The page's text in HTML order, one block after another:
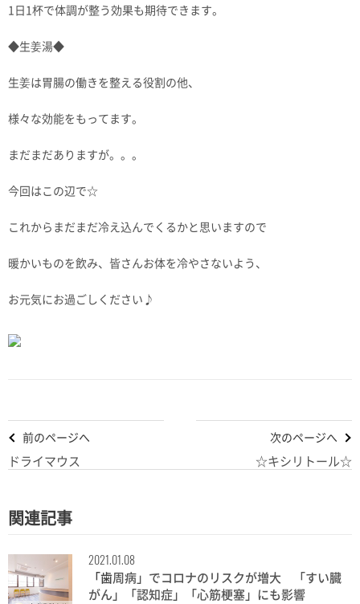
1日1杯で体調が整う効果も期待できます。
◆生姜湯◆
生姜は胃腸の働きを整える役割の他、
様々な効能をもってます。
まだまだありますが。。。
今回はこの辺で☆
これからまだまだ冷え込んでくるかと思いますので
暖かいものを飲み、皆さんお体を冷やさないよう、
お元気にお過ごしください♪
前のページへ
ドライマウス
次のページへ
☆キシリトール☆
関連記事
2021.01.08
「歯周病」でコロナのリスクが増大 「すい臓
がん」「認知症」「心筋梗塞」にも影響